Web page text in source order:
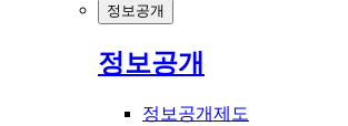
정보공개
정보공개
정보공개제도